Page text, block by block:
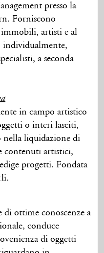
presso la
Forniscono
artisti e al
individualmente,
a seconda
in campo artistico
o interi lasciti,
nella liquidazione di
contenuti artistici,
progetti. Fondata
di ottime conoscenze a
conduce
di oggetti